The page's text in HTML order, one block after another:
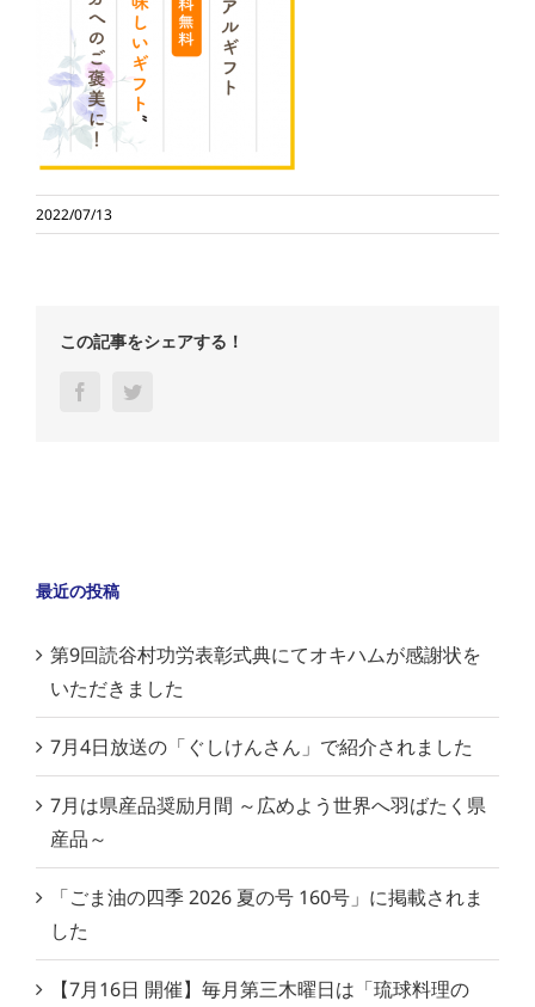
2022/07/13
この記事をシェアする！
Facebook
最近の投稿
第9回読谷村功労表彰式典にてオキハムが感謝状を
いただきました
7月4日放送の「ぐしけんさん」で紹介されました
7月は県産品奨励月間 ～広めよう世界へ羽ばたく県
産品～
「ごま油の四季 2026 夏の号 160号」に掲載されま
した
【7月16日 開催】毎月第三木曜日は「琉球料理の